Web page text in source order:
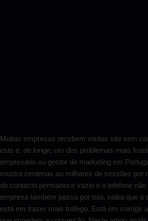
Muitas empresas recebem visitas site sem
este é, de longe, um dos problemas mais
empresário ou gestor de marketing em
mostra centenas ou milhares de sessões por
de contacto permanece vazio e o telefone
empresa também passa por isto, saiba que a
está em trazer mais tráfego. Está em corrigir